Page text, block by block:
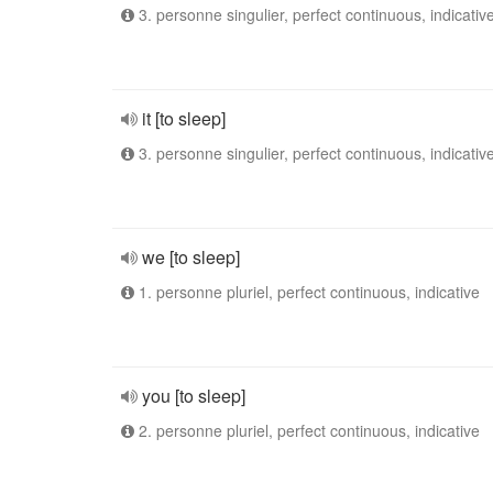
3. personne singulier, perfect continuous,
it [to sleep]
3. personne singulier, perfect continuous,
we [to sleep]
1. personne pluriel, perfect continuous, indicative
you [to sleep]
2. personne pluriel, perfect continuous, indicative